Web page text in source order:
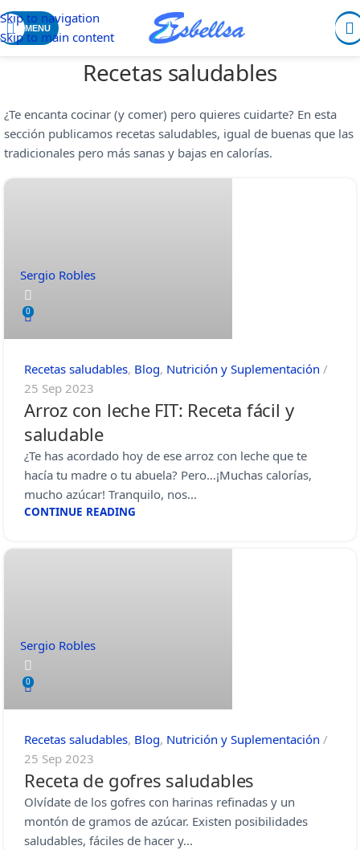
Skip to navigation
Skip to main content
MENU
Recetas saludables
¿Te encanta cocinar (y comer) pero quieres cuidarte? En esta
sección publicamos recetas saludables, igual de buenas que las
tradicionales pero más sanas y bajas en calorías.
Sergio Robles
0
Recetas saludables, Blog, Nutrición y Suplementación
25 Sep 2023
Arroz con leche FIT: Receta fácil y
saludable
¿Te has acordado hoy de ese arroz con leche que te
hacía tu madre o tu abuela? Pero…¡Muchas calorías,
mucho azúcar! Tranquilo, nos...
CONTINUE READING
Sergio Robles
0
Recetas saludables, Blog, Nutrición y Suplementación
25 Sep 2023
Receta de gofres saludables
Olvídate de los gofres con harinas refinadas y un
montón de gramos de azúcar. Existen posibilidades
saludables, fáciles de hacer y...